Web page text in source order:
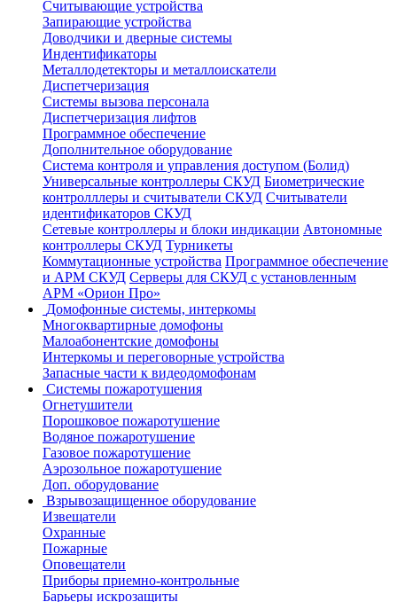
Считывающие устройства
Запирающие устройства
Доводчики и дверные системы
Индентификаторы
Металлодетекторы и металлоискатели
Диспетчеризация
Системы вызова персонала
Диспетчеризация лифтов
Программное обеспечение
Дополнительное оборудование
Система контроля и управления доступом (Болид)
Универсальные контроллеры СКУД Биометрические
контролллеры и считыватели СКУД Считыватели
идентификаторов СКУД
Сетевые контроллеры и блоки индикации Автономные
контроллеры СКУД Турникеты
Коммутационные устройства Программное обеспечение
и АРМ СКУД Серверы для СКУД с установленным
АРМ «Орион Про»
Домофонные системы, интеркомы
Многоквартирные домофоны
Малоабонентские домофоны
Интеркомы и переговорные устройства
Запасные части к видеодомофонам
Системы пожаротушения
Огнетушители
Порошковое пожаротушение
Водяное пожаротушение
Газовое пожаротушение
Аэрозольное пожаротушение
Доп. оборудование
Взрывозащищенное оборудование
Извещатели
Охранные
Пожарные
Оповещатели
Приборы приемно-контрольные
Барьеры искрозащиты